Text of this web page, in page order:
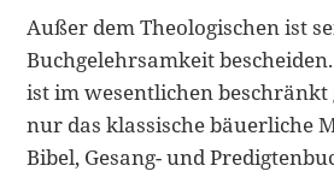
Außer dem Theologischen ist
Buchgelehrsamkeit
ist im wesentlichen beschränkt
nur das klassische bäuerliche
Bibel, Gesang- und